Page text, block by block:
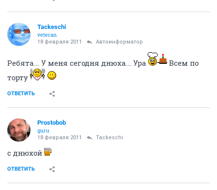
M
Master1964
activist
вот и Я из этого исхожу! только минус один, будет много воды))))))))))))
Так вроде уклон есть в сторону оврага?И двор наш
ОТВЕТИТЬ
Tackeschi
veteran
Ребята... У меня сегодня днюха... Ура
Всем по